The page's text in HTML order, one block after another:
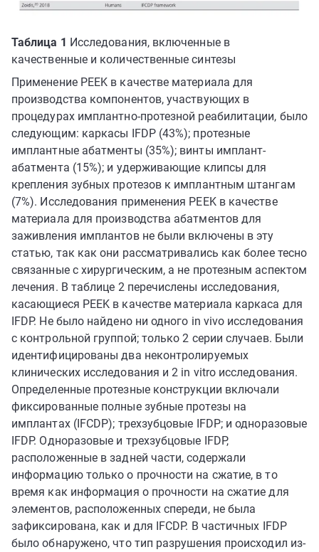
Таблица 1 Исследования, включенные в
качественные и количественные синтезы
Применение PEEK в качестве материала для
производства компонентов, участвующих в
процедурах имплантно-протезной реабилитации, было
следующим: каркасы IFDP (43%); протезные
имплантные абатменты (35%); винты имплант-
абатмента (15%); и удерживающие клипсы для
крепления зубных протезов к имплантным штангам
(7%). Исследования применения PEEK в качестве
материала для производства абатментов для
заживления имплантов не были включены в эту
статью, так как они рассматривались как более тесно
связанные с хирургическим, а не протезным аспектом
лечения. В таблице 2 перечислены исследования,
касающиеся PEEK в качестве материала каркаса для
IFDP. Не было найдено ни одного in vivo исследования
с контрольной группой; только 2 серии случаев. Были
идентифицированы два неконтролируемых
клинических исследования и 2 in vitro исследования.
Определенные протезные конструкции включали
фиксированные полные зубные протезы на
имплантах (IFCDP); трехзубцовые IFDP; и одноразовые
IFDP. Одноразовые и трехзубцовые IFDP,
расположенные в задней части, содержали
информацию только о прочности на сжатие, в то
время как информация о прочности на сжатие для
элементов, расположенных спереди, не была
зафиксирована, как и для IFCDP. В частичных IFDP
было обнаружено, что тип разрушения происходил из-